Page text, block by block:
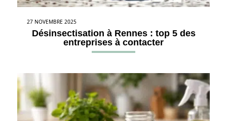
27 NOVEMBRE 2025
Désinsectisation à Rennes : top 5 des
entreprises à contacter